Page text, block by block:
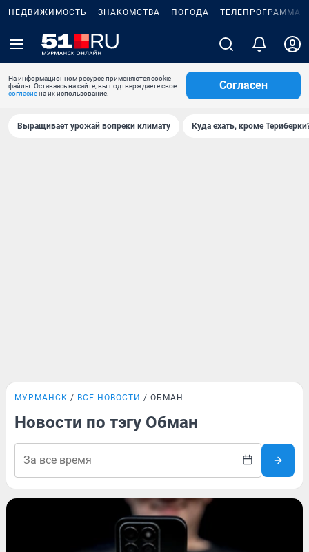
НЕДВИЖИМОСТЬ ЗНАКОМСТВА ПОГОДА ТЕЛЕПРОГРАММА
На информационном ресурсе применяются cookie-
файлы. Оставаясь на сайте, вы подтверждаете свое
согласиена их использование.
Согласен
Выращивает урожай вопреки климату Куда ехать, кроме
МУРМАНСК ВСЕ НОВОСТИ ОБМАН
Новости по тэгу Обман